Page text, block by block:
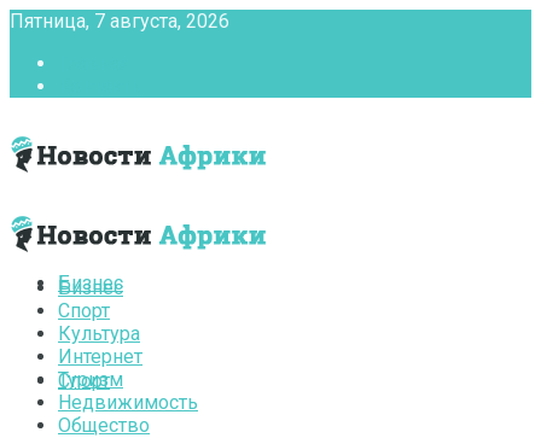
Пятница, 7 августа, 2026
Бизнес
Спорт
Бизнес
Спорт
Культура
Интернет
Туризм
Недвижимость
Общество